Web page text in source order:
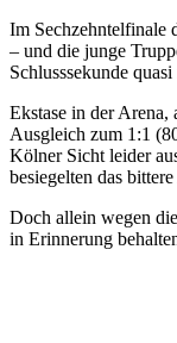
Im Sechzehntelfinale
– und die junge
Schlusssekunde
Ekstase in der
Ausgleich zum 1:1
Kölner Sicht leider
besiegelten das
Doch allein wegen
in Erinnerung